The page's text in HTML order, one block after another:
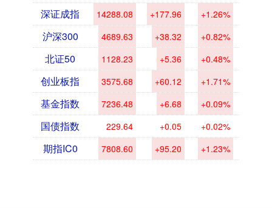
深证成指 14288.08 +177.96 +1.26%
沪深300 4689.63 +38.32 +0.82%
北证50 1128.23 +5.36 +0.48%
创业板指 3575.68 +60.12 +1.71%
基金指数 7236.48 +6.68 +0.09%
国债指数 229.64 +0.05 +0.02%
期指IC0 7808.60 +95.20 +1.23%